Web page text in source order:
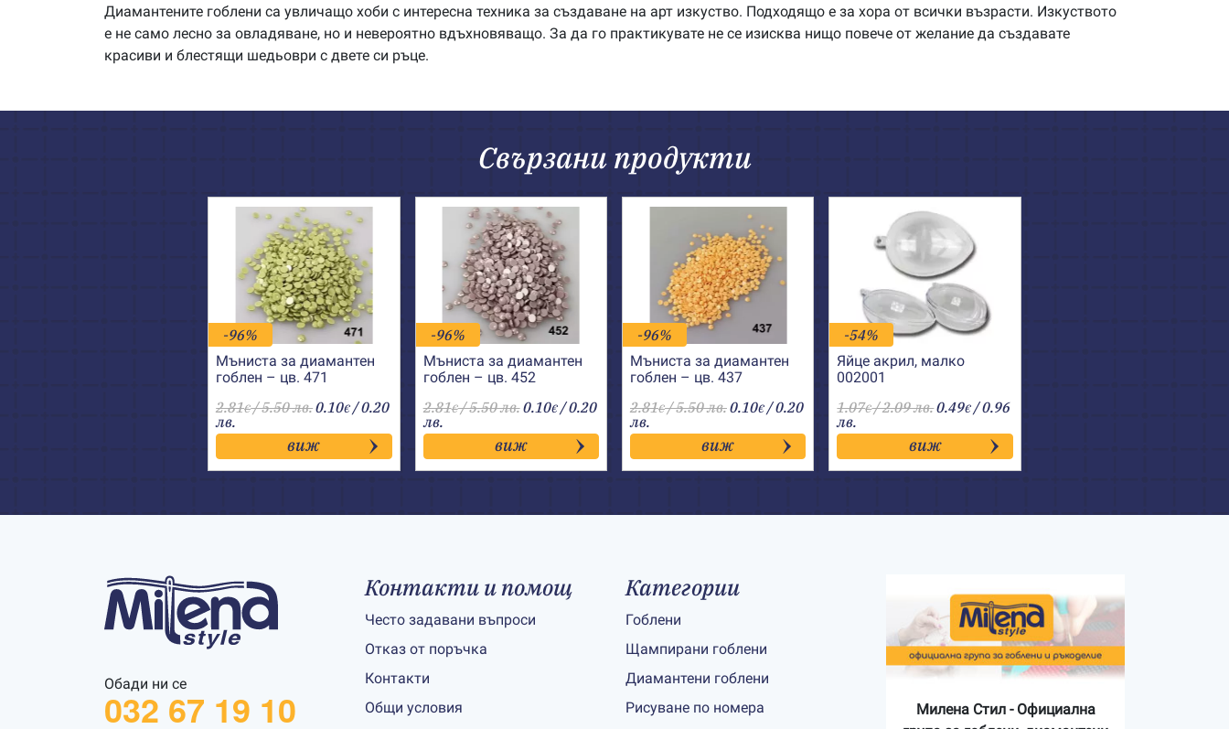
Диамантените гоблени са увличащо хоби с интересна техника за създаване на арт изкуство. Подходящо е за хора от всички възрасти. Изкуството
е не само лесно за овладяване, но и невероятно вдъхновяващо. За да го практикувате не се изисква нищо повече от желание да създавате
красиви и блестящи шедьоври с двете си ръце.
Свързани продукти
-96%
Мъниста за диамантен
гоблен – цв. 471
2.81€/ 5.50 лв.0.10€ / 0.20
лв.
виж
-96%
Мъниста за диамантен
гоблен – цв. 452
2.81€/ 5.50 лв.0.10€/ 0.20
лв.
виж
-96%
Мъниста за диамантен
гоблен – цв. 437
2.81€/ 5.50 лв.0.10€ / 0.20
лв.
виж
-54%
Яйце акрил, малко
002001
1.07€/ 2.09 лв.0.49€ / 0.96
лв.
виж
Обади ни се
032 67 19 10
Контакти и помощ
Често задавани въпроси
Отказ от поръчка
Контакти
Общи условия
Категории
Гоблени
Щампирани гоблени
Диамантени гоблени
Рисуване по номера
Милена Стил - Официална